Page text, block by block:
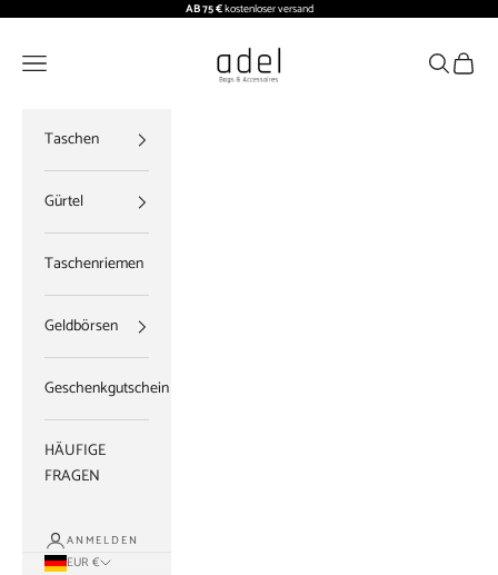
Zum Inhalt springen AB 75 €kostenloser versand
ADEL BAGS
Menü Suchen
Taschen
Gürtel
Taschenriemen
Geldbörsen
Geschenkgutschein
HÄUFIGE
FRAGEN
ANMELDEN
EUR €